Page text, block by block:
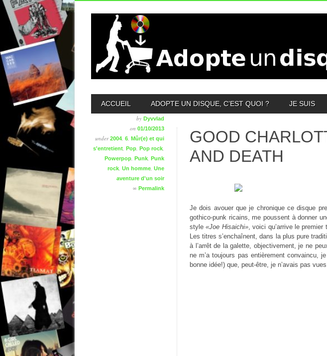
MAIN MENU
ACCUEIL ADOPTE UN DISQUE, C’EST QUOI ? JE SUIS
by Dyvvlad
on 01/10/2013
under2004 6 Mûr(e) et qui
s'entretient Pop Pop rock
Powerpop Punk Punk
rock Un homme Une
aventure d'un soir
∞ Permalink
GOOD
AND DEATH
Je dois avouer que je chronique ce disque
gothico-punk ricains, me poussent à donner
style«Joe Hisaichi», voici qu’arrive le
Les titres s’enchaînent, dans la plus pure
à l’arrêt de la galette, objectivement, je ne
ne m’a toujours pas entièrement convaincu,
bonne idée!) que, peut-être, je n’avais pas vues